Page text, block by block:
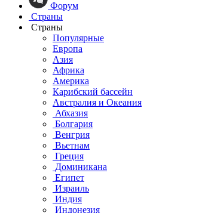
Форум
Страны
Страны
Популярные
Европа
Азия
Африка
Америка
Карибский бассейн
Австралия и Океания
Абхазия
Болгария
Венгрия
Вьетнам
Греция
Доминикана
Египет
Израиль
Индия
Индонезия